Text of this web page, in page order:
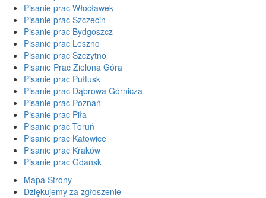
Pisanie prac Włocławek
Pisanie prac Szczecin
Pisanie prac Bydgoszcz
Pisanie prac Leszno
Pisanie prac Szczytno
Pisanie Prac Zielona Góra
Pisanie prac Pułtusk
Pisanie prac Dąbrowa Górnicza
Pisanie prac Poznań
Pisanie prac Piła
Pisanie prac Toruń
Pisanie prac Katowice
Pisanie prac Kraków
Pisanie prac Gdańsk
Mapa Strony
Dziękujemy za zgłoszenie